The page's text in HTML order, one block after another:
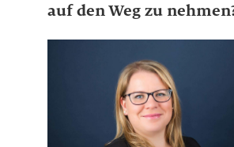
auf den Weg zu